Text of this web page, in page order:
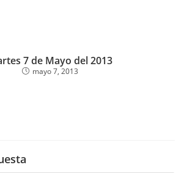
7 de Mayo del 2013
mayo 7, 2013